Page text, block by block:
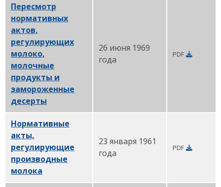
Пересмотр
нормативных
актов,
регулирующих
молоко,
молочные
продукты и
замороженные
десерты
26 июня 1969
года
PDF
Нормативные
акты,
регулирующие
производные
молока
23 января 1961
года
PDF